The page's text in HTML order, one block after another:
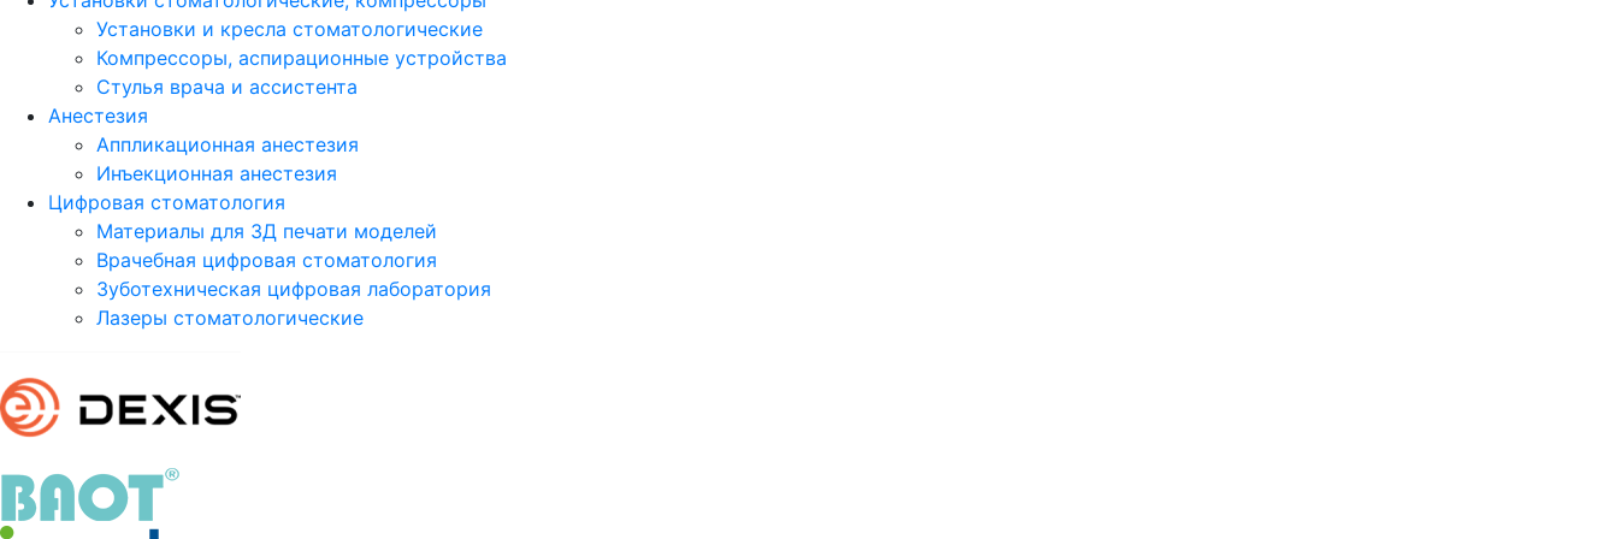
Установки и кресла стоматологические
Компрессоры, аспирационные устройства
Стулья врача и ассистента
Анестезия
Аппликационная анестезия
Инъекционная анестезия
Цифровая стоматология
Материалы для 3Д печати моделей
Врачебная цифровая стоматология
Зуботехническая цифровая лаборатория
Лазеры стоматологические